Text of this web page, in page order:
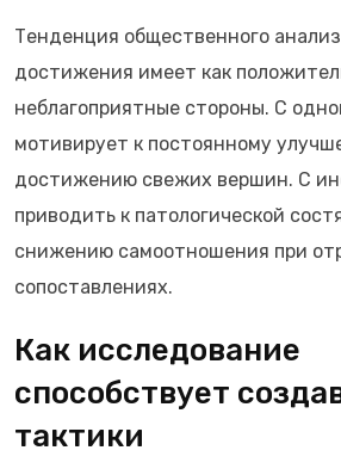
Тенденция общественного
достижения имеет как
неблагоприятные стороны. С
мотивирует к постоянному
достижению свежих вершин. С
приводить к патологической
снижению самоотношения при
сопоставлениях.
Как исследование
способствует
тактики